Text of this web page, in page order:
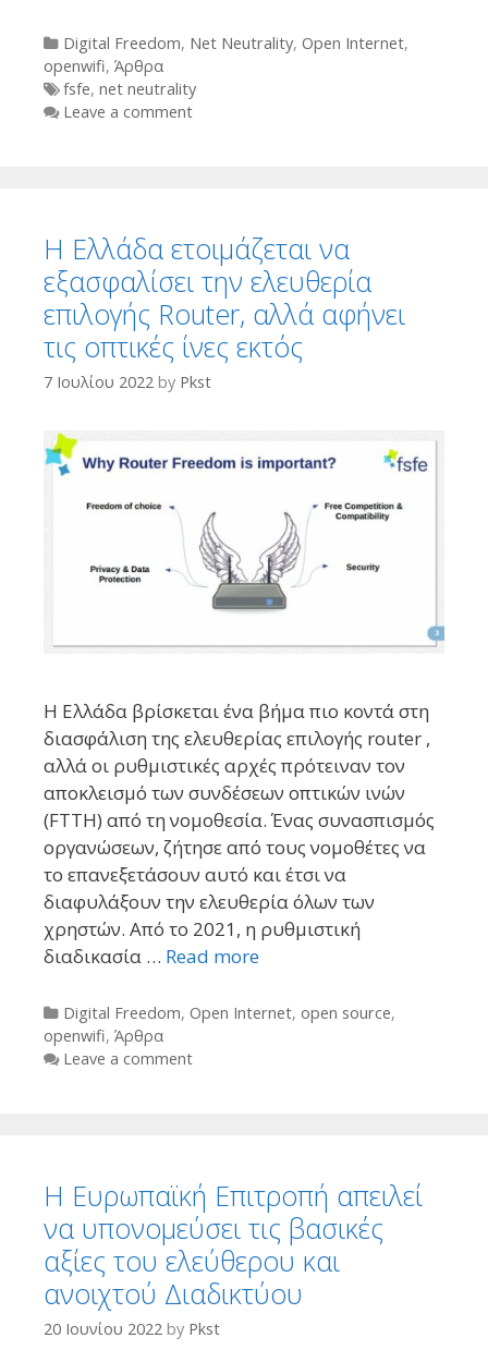
Categories
Digital Freedom, Net Neutrality, Open Internet,
openwifi, Άρθρα
Tags
fsfe, net neutrality
Leave a comment
Η Ελλάδα ετοιμάζεται να
εξασφαλίσει την ελευθερία
επιλογής Router, αλλά αφήνει
τις οπτικές ίνες εκτός
7 Ιουλίου 2022 by Pkst
Η Ελλάδα βρίσκεται ένα βήμα πιο κοντά στη
διασφάλιση της ελευθερίας επιλογής router ,
αλλά οι ρυθμιστικές αρχές πρότειναν τον
αποκλεισμό των συνδέσεων οπτικών ινών
(FTTH) από τη νομοθεσία. Ένας συνασπισμός
οργανώσεων, ζήτησε από τους νομοθέτες να
το επανεξετάσουν αυτό και έτσι να
διαφυλάξουν την ελευθερία όλων των
χρηστών. Από το 2021, η ρυθμιστική
διαδικασία … Read more
Categories
Digital Freedom, Open Internet, open source,
openwifi, Άρθρα
Leave a comment
Η Ευρωπαϊκή Επιτροπή απειλεί
να υπονομεύσει τις βασικές
αξίες του ελεύθερου και
ανοιχτού Διαδικτύου
20 Ιουνίου 2022 by Pkst